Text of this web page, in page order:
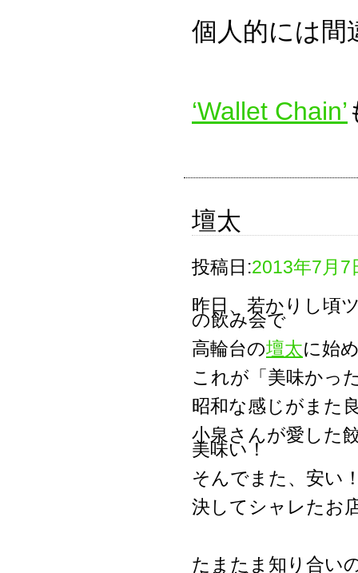
個人的には間
‘Wallet Chain’
壇太
投稿日:2013年7月7
昨日、若かりし頃
の飲み会で
高輪台の壇太に始
これが「美味かっ
昭和な感じがまた
小泉さんが愛した
美味い！
そんでまた、安い
決してシャレたお
たまたま知り合い